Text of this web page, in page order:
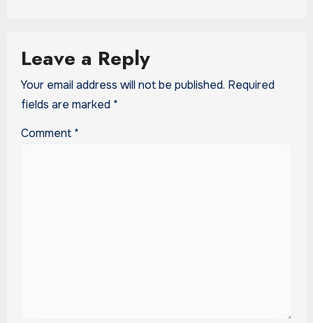
Leave a Reply
Your email address will not be published. Required
fields are marked *
Comment *